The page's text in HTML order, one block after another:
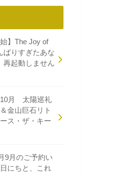
】The Joy of
ばりすぎたあな
再起動しません
月 太陽巡礼
金山巨石リト
ス・ザ・キー
9月のご予約い
にちと、これ